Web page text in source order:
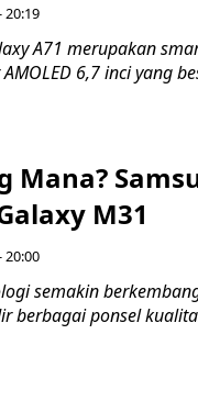
20:19
A71 merupakan
6,7 inci yang
Mana?
M31
20:00
semakin
berbagai ponsel